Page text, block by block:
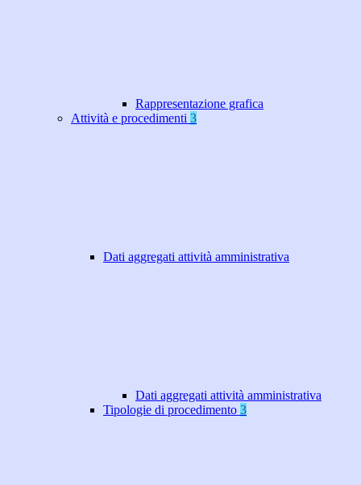
Rappresentazione grafica
Attività e procedimenti 3
Dati aggregati attività amministrativa
Dati aggregati attività amministrativa
Tipologie di procedimento 3